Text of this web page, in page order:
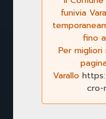
funivia
fino
Per
Varallo
cro-